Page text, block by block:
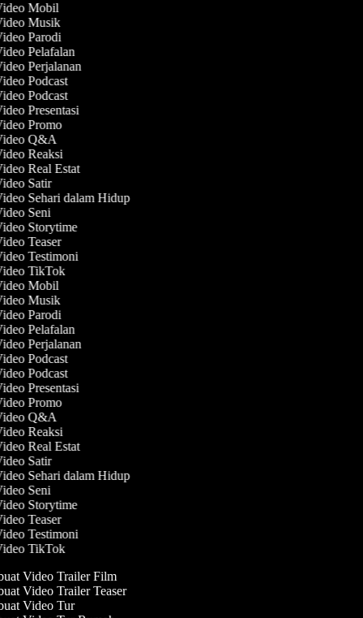
Mobil
Musik
Parodi
Pelafalan
Perjalanan
Podcast
Podcast
Presentasi
Promo
Q&A
Reaksi
Real Estat
Satir
Sehari dalam Hidup
Seni
Storytime
Teaser
Testimoni
TikTok
Mobil
Musik
Parodi
Pelafalan
Perjalanan
Podcast
Podcast
Presentasi
Promo
Q&A
Reaksi
Real Estat
Satir
Sehari dalam Hidup
Seni
Storytime
Teaser
Testimoni
TikTok
Video Trailer Film
Video Trailer Teaser
Video Tur